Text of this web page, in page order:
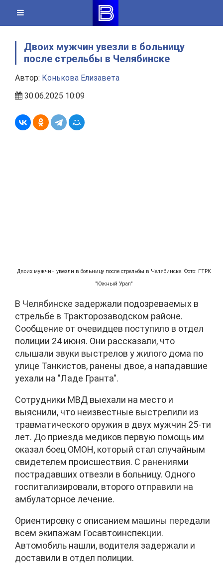
content
Двоих мужчин увезли в больницу
после стрельбы в Челябинске
Автор: Конькова Елизавета
30.06.2025 10:09
Двоих мужчин увезли в больницу после стрельбы в Челябинске. Фото: ГТРК
"Южный Урал"
В Челябинске задержали подозреваемых в
стрельбе в Тракторозаводском районе.
Сообщение от очевидцев поступило в отдел
полиции 24 июня. Они рассказали, что
слышали звуки выстрелов у жилого дома по
улице Танкистов, ранены двое, а нападавшие
уехали на "Ладе Гранта".
Сотрудники МВД выехали на место и
выяснили, что неизвестные выстрелили из
травматического оружия в двух мужчин 25-ти
лет. До приезда медиков первую помощь им
оказал боец ОМОН, который стал случайным
свидетелем происшествия. С ранениями
пострадавших отвезли в больницу. Одного
госпитализировали, второго отправили на
амбулаторное лечение.
Ориентировку с описанием машины передали
всем экипажам Госавтоинспекции.
Автомобиль нашли, водителя задержали и
доставили в отдел полиции.